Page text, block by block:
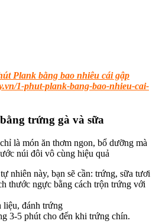
Plank bằng bao nhiêu cái gập
1-phut-plank-bang-bao-nhieu-cai-
trứng gà và sữa
là món ăn thơm ngon, bổ dưỡng mà
núi đôi vô cùng hiệu quả
nhiên này, bạn sẽ cần: trứng, sữa tươi
thước ngực bằng cách trộn trứng với
liệu, đánh trứng
3-5 phút cho đến khi trứng chín.